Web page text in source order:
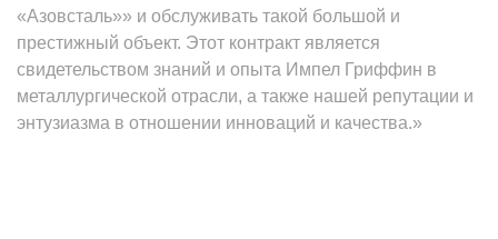
«Азовсталь»» и обслуживать такой большой и
престижный объект. Этот контракт является
свидетельством знаний и опыта Импел Гриффин в
металлургической отрасли, а также нашей репутации и
энтузиазма в отношении инноваций и качества.»